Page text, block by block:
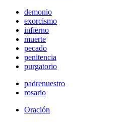
demonio
exorcismo
infierno
muerte
pecado
penitencia
purgatorio
padrenuestro
rosario
Oración